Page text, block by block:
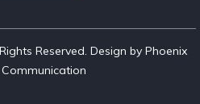
Reserved. Design by Phoenix